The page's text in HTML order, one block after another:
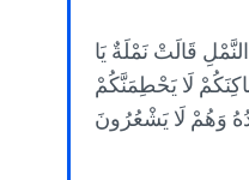
النَّمْلِ قَالَتْ نَمْلَةٌ يَا
لَا يَحْطِمَنَّكُمْ
وَهُمْ لَا يَشْعُرُونَ